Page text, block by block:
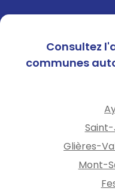
Les
enfants ;
Les
Les
physique
Boire
même
Consultez
communes
Glières-
Mont-